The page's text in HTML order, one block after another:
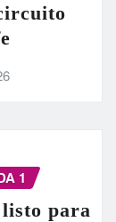
1
para